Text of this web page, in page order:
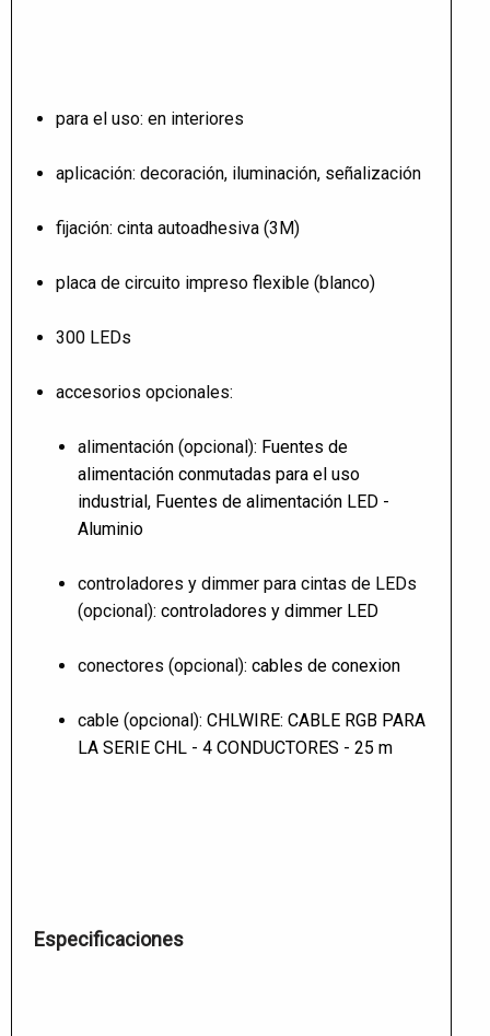
para el uso: en interiores
aplicación: decoración, iluminación, señalización
fijación: cinta autoadhesiva (3M)
placa de circuito impreso flexible (blanco)
300 LEDs
accesorios opcionales:
alimentación (opcional): Fuentes de
alimentación conmutadas para el uso
industrial, Fuentes de alimentación LED -
Aluminio
controladores y dimmer para cintas de LEDs
(opcional): controladores y dimmer LED
conectores (opcional): cables de conexion
cable (opcional): CHLWIRE: CABLE RGB PARA
LA SERIE CHL - 4 CONDUCTORES - 25 m
Especificaciones